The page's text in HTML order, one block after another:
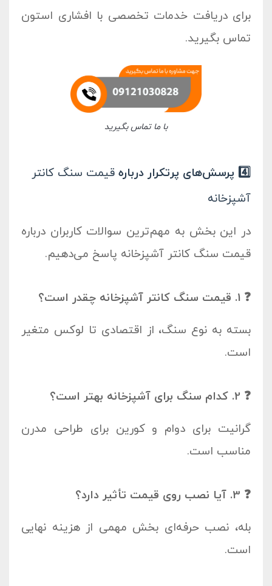
برای دریافت خدمات تخصصی با افشاری استون
تماس بگیرید.
با ما تماس بگیرید
4️⃣ پرسش‌های پرتکرار درباره
قیمت سنگ کانتر
آشپزخانه
در این بخش به مهم‌ترین سوالات کاربران درباره
قیمت سنگ کانتر آشپزخانه پاسخ می‌دهیم.
❓ 1. قیمت سنگ کانتر آشپزخانه چقدر است؟
بسته به نوع سنگ، از اقتصادی تا لوکس متغیر
است.
❓ 2. کدام سنگ برای آشپزخانه بهتر است؟
گرانیت برای دوام و کورین برای طراحی مدرن
مناسب است.
❓ 3. آیا نصب روی قیمت تأثیر دارد؟
بله، نصب حرفه‌ای بخش مهمی از هزینه نهایی
است.